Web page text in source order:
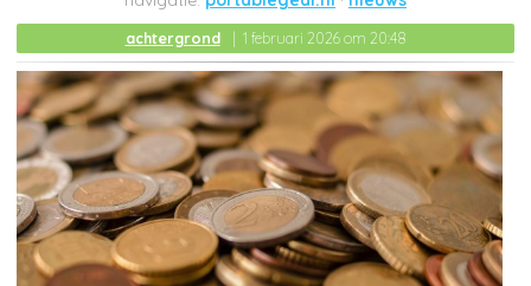
achtergrond 1 februari 2026 om 20:48